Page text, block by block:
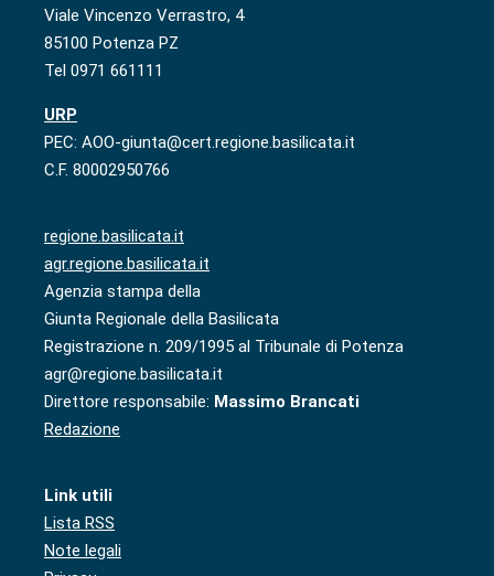
Viale Vincenzo Verrastro, 4
85100 Potenza PZ
Tel 0971 661111
URP
PEC: AOO-giunta@cert.regione.basilicata.it
C.F. 80002950766
regione.basilicata.it
agr.regione.basilicata.it
Agenzia stampa della
Giunta Regionale della Basilicata
Registrazione n. 209/1995 al Tribunale di Potenza
agr@regione.basilicata.it
Direttore responsabile: Massimo Brancati
Redazione
Link utili
Lista RSS
Note legali